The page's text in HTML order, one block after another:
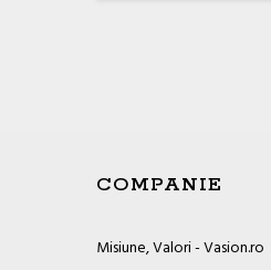
COMPANIE
Misiune, Valori - Vasion.ro